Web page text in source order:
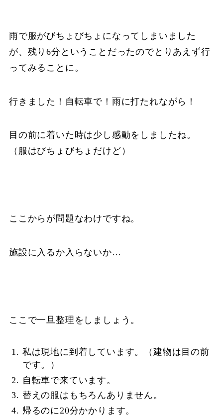
雨で服がびちょびちょになってしまいました
が、残り6分ということだったのでとりあえず行
ってみることに。
行きました！自転車で！雨に打たれながら！
目の前に着いた時は少し感動をしましたね。
（服はびちょびちょだけど）
ここからが問題なわけですね。
施設に入るか入らないか…
ここで一旦整理をしましょう。
私は現地に到着しています。（建物は目の前
です。）
自転車で来ています。
替えの服はもちろんありません。
帰るのに20分かかります。